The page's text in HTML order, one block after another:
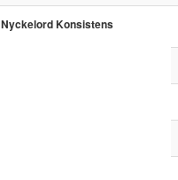
Nyckelord Konsistens